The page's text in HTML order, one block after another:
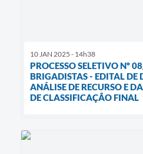
10 JAN 2025 - 14h38
PROCESSO SELETIVO Nº
BRIGADISTAS - EDITAL
ANÁLISE DE RECURSO E
DE CLASSIFICAÇÃO FINAL